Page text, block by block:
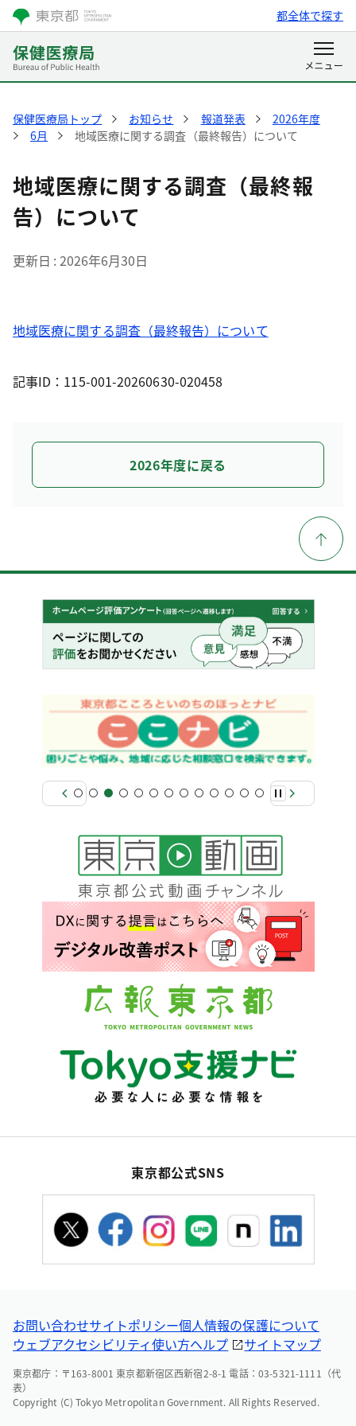
都全体で探す
保健医療局トップ お知らせ 報道発表
2026年度
6月
地域医療に関する調査（最終報告）について
地域医療に関する調査（最終報
告）について
更新日 2026年6月30日
地域医療に関する調査（最終報告）について
記事ID：115-001-20260630-020458
2026年度に戻る
東京都公式SNS
お問い合わせサイトポリシー個人情報の保護について
ウェブアクセシビリティ使い方ヘルプ サイトマップ
東京都庁：〒163-8001 東京都新宿区西新宿2-8-1 電話：03-5321-1111（代
表）
Copyright (C) Tokyo Metropolitan Government. All Rights Reserved.